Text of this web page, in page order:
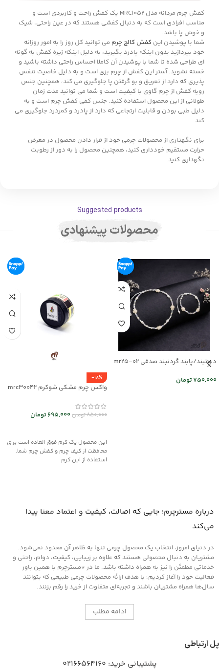
کفش چرم مردانه مدل MRC1052 یک کفش راحت و کاربردی است و
مناسب افرادی است که به دنبال کفشی هستند که در عین راحتی، شیک
و خوش پا باشد.
شما با پوشیدن این کفش کالج چرم می توانید کل روز را به امور روزانه
خود بپردازید بدون اینکه پادرد بگیرید، به دلیل اینکه زیره کفش به گونه
ای طراحی شده تا شما با پوشیدن آن کاملا احساس راحتی داشته باشید و
خسته نشوید. آستر این کفش از چرم بزی است و به دلیل خاصیت تنفس
پذیری که دارد از تعریق و بو گرفتن پا جلوگیری می کند، همچنین جنس
رویه کفش از چرم گاوی با کیفیت است و شما می توانید مدت زمان
طولانی از این محصول استفاده کنید. جنس کفی کفش چرم است و به
دلیل طبی بودن و قابلیت ارتجاعی که دارد از پادرد و کمردرد جلوگیری می
کند
برای نگهداری از محصولات چرمی خود از قرار دادن محصول در معرض
حرارت مستقیم خودداری کنید، همچنین محصول را به دور از رطوبت
نگهداری کنید.
Suggested products
محصولات پیشنهادی
دستبند/پابند گردنبند صدفی mr25-02
750,000تومان
-18%
واکس چرم مشکی شوکرم mrc30042
850,000تومان695,000 تومان
این محصول یک کرم فوق العاده است برای
محافظت از کیف چرم و کفش چرم شما.
استفاده از این کرم
درباره مسترچرم؛ جایی که اصالت، کیفیت و اعتماد معنا پیدا
می‌کند
در دنیای امروز، انتخاب یک محصول چرمی تنها به ظاهر آن محدود نمی‌شود.
مشتریان به دنبال محصولی هستند که علاوه بر زیبایی، کیفیت، دوام، راحتی و
خدماتی مطمئن را نیز به همراه داشته باشد. ما در *مسترچرم با همین باور
فعالیت خود را آغاز کردیم؛ با هدف ارائه محصولات چرمی طبیعی که بتوانند
سال‌ها همراه مشتریان باشند و تجربه‌ای متفاوت از خرید را رقم بزنند.
ادامه مطلب
پل ارتباطی
پشتیبانی خرید: 02166564160